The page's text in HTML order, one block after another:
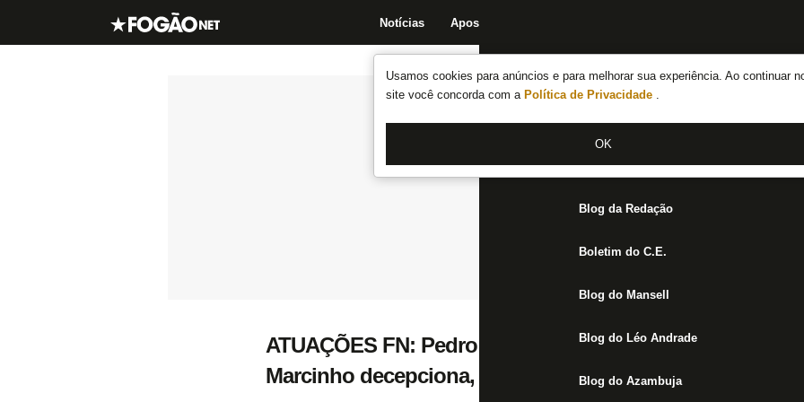
Usamos cookies para anúncios e para melhorar sua experiência. Ao continuar
site você concorda com a Política de Privacidade .
OK
Notícias Apostas
Notícias do Botafogo
Fórum
Jogos
Blog da Redação
Boletim do C.E.
Blog do Mansell
Blog do Léo Andrade
Blog do Azambuja
ATUAÇÕES FN: Pedro Castro salva Botafogo contra
Marcinho decepciona, Warley e Frizzo mal